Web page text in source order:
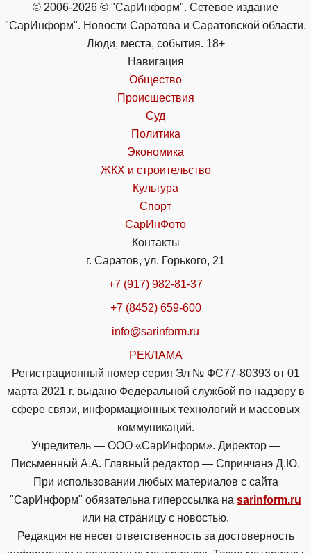
© 2006-2026 © "СарИнформ". Сетевое издание
"СарИнформ". Новости Саратова и Саратовской области.
Люди, места, события. 18+
Навигация
Общество
Происшествия
Суд
Политика
Экономика
ЖКХ и строительство
Культура
Спорт
СарИнФото
Контакты
г. Саратов, ул. Горького, 21
+7 (917) 982-81-37
+7 (8452) 659-600
info@sarinform.ru
РЕКЛАМА
Регистрационный номер серия Эл № ФС77-80393 от 01
марта 2021 г. выдано Федеральной службой по надзору в
сфере связи, информационных технологий и массовых
коммуникаций.
Учредитель — ООО «СарИнформ». Директор —
Письменный А.А. Главный редактор — Спринчанэ Д.Ю.
При использовании любых материалов с сайта
"СарИнформ" обязательна гиперссылка на sarinform.ru
или на страницу с новостью.
Редакция не несет ответственность за достоверность